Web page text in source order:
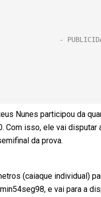
Nunes participou da
Com isso, ele vai
da prova.
(caiaque individual)
e vai para a